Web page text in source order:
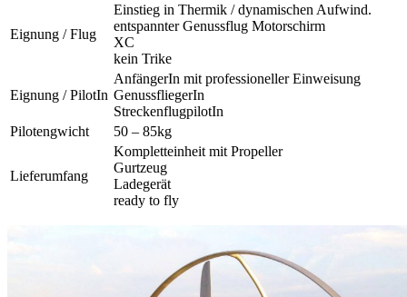
Eignung / Flug
Einstieg in Thermik / dynamischen Aufwind.
entspannter Genussflug Motorschirm
XC
kein Trike
Eignung / PilotIn
AnfängerIn mit professioneller Einweisung
GenussfliegerIn
StreckenflugpilotIn
Pilotengwicht
50 – 85kg
Lieferumfang
Kompletteinheit mit Propeller
Gurtzeug
Ladegerät
ready to fly